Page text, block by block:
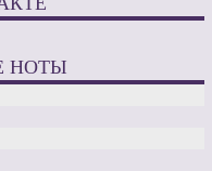
НОТЫ